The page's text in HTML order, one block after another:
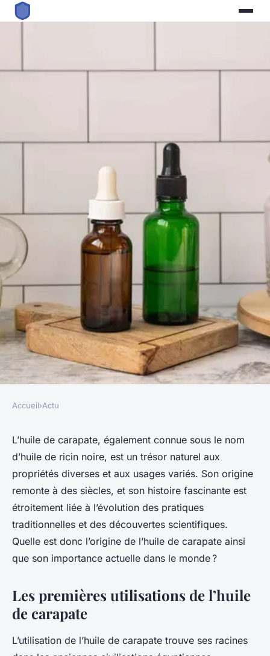
Quelles sont les origines de
l'huile de carapate ?
adeline•18 août 2023•2 min de lecture
Accueil›Actu
L’huile de carapate, également connue sous le nom
d’huile de ricin noire, est un trésor naturel aux
propriétés diverses et aux usages variés. Son origine
remonte à des siècles, et son histoire fascinante est
étroitement liée à l’évolution des pratiques
traditionnelles et des découvertes scientifiques.
Quelle est donc l’origine de l’huile de carapate ainsi
que son importance actuelle dans le monde ?
Les premières utilisations de l’huile
de carapate
L’utilisation de l’huile de carapate trouve ses racines